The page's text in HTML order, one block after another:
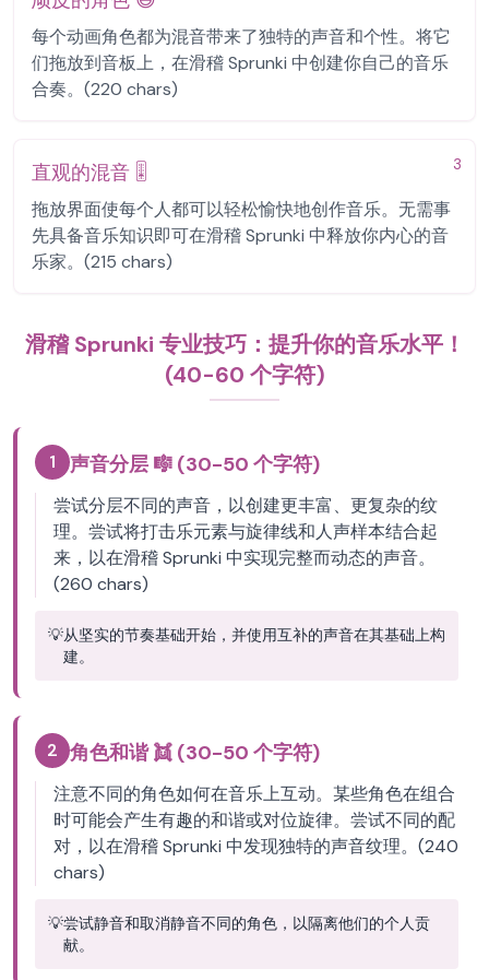
每个动画角色都为混音带来了独特的声音和个性。将它
们拖放到音板上，在滑稽 Sprunki 中创建你自己的音乐
合奏。(220 chars)
3
直观的混音 🎚️
拖放界面使每个人都可以轻松愉快地创作音乐。无需事
先具备音乐知识即可在滑稽 Sprunki 中释放你内心的音
乐家。(215 chars)
滑稽 Sprunki 专业技巧：提升你的音乐水平！
(40-60 个字符)
1 声音分层 🎼 (30-50 个字符)
尝试分层不同的声音，以创建更丰富、更复杂的纹
理。尝试将打击乐元素与旋律线和人声样本结合起
来，以在滑稽 Sprunki 中实现完整而动态的声音。
(260 chars)
💡从坚实的节奏基础开始，并使用互补的声音在其基础上构
建。
2 角色和谐 👯 (30-50 个字符)
注意不同的角色如何在音乐上互动。某些角色在组合
时可能会产生有趣的和谐或对位旋律。尝试不同的配
对，以在滑稽 Sprunki 中发现独特的声音纹理。(240
chars)
💡尝试静音和取消静音不同的角色，以隔离他们的个人贡
献。